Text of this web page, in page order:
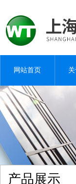
网站首页
产品展示